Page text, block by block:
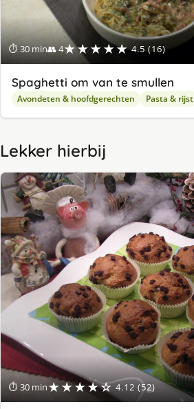
⏱ 30 min👥 4★★★★★ 4.5 (16)
Spaghetti om van te smullen
Avondeten & hoofdgerechten Pasta & rijst
Lekker hierbij
⏱ 30 min★★★★☆ 4.12 (52)